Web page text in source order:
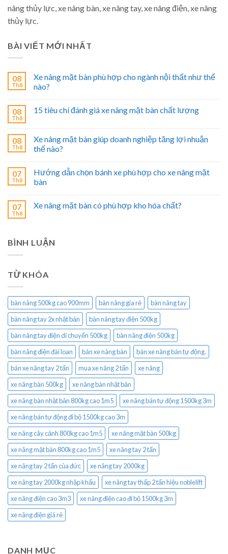
nâng thủy lực, xe nâng bàn, xe nâng tay, xe nâng điện, xe nâng
thủy lực.
BÀI VIẾT MỚI NHẤT
08
Th8
Xe nâng mặt bàn phù hợp cho ngành nội thất như thế
nào?
08
Th8
15 tiêu chí đánh giá xe nâng mặt bàn chất lượng
08
Th8
Xe nâng mặt bàn giúp doanh nghiệp tăng lợi nhuận
thế nào?
07
Th8
Hướng dẫn chọn bánh xe phù hợp cho xe nâng mặt
bàn
07
Th8
Xe nâng mặt bàn có phù hợp kho hóa chất?
BÌNH LUẬN
TỪ KHÓA
bàn nâng 500kg cao 900mm bàn nâng gía rẻ
bàn nâng tay
bàn nâng tay 2x nhật bản
bàn nâng tay điện 500kg
bàn nâng tay điện di chuyển 500kg
bàn nâng điện 500kg
bàn nâng điện đài loan
bán xe nâng bàn
bán xe nâng bán tự động.
bán xe nâng tay 2 tấn
mua xe nâng 2 tấn
xe nâng
xe nâng bàn 500kg
xe nâng bàn nhật bản
xe nâng bàn nhật bản 800kg cao 1m5
xe nâng bán tự động 1500kg 3m
xe nâng bán tự động đi bộ 1500kg cao 3m
xe nâng cây cảnh 800kg cao 1m5
xe nâng mặt bàn 500kg
xe nâng mặt bàn 800kg cao 1m5
xe nâng tay 2 tấn
xe nâng tay 2 tấn của đức
xe nâng tay 2000kg
xe nâng tay 2000kg nhập khẩu
xe nâng tay thấp 2 tấn hiệu noblelift
xe nâng điện cao 3m3
xe nâng điện cao đi bộ 1500kg 3m
xe nâng điện giá rẻ
DANH MỤC